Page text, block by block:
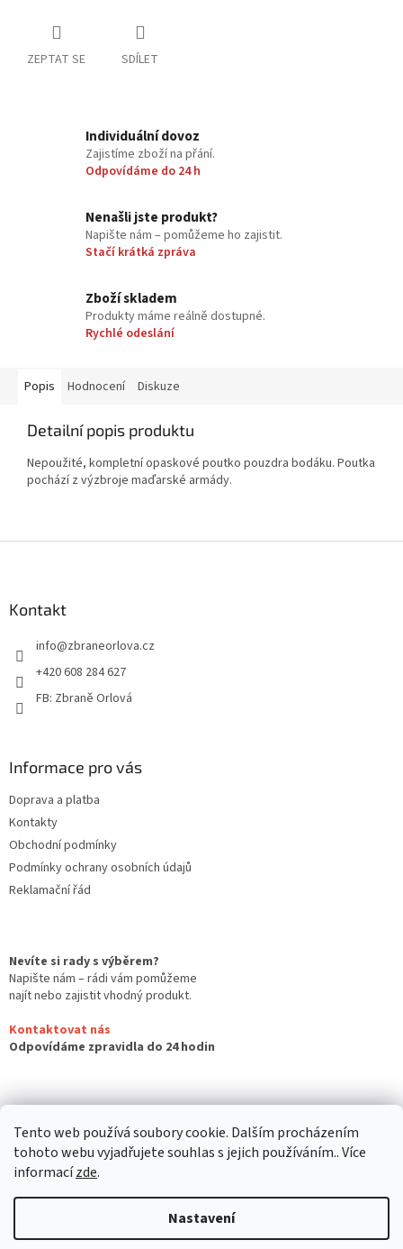
Tento web používá soubory cookie. Dalším procházením
tohoto webu vyjadřujete souhlas s jejich používáním.. Více
informacízde.
Nastavení
ZEPTAT SE SDÍLET
Individuální dovoz
Zajistíme zboží na přání.
Odpovídáme do 24 h
Nenašli jste produkt?
Napište nám – pomůžeme ho zajistit.
Stačí krátká zpráva
Zboží skladem
Produkty máme reálně dostupné.
Rychlé odeslání
Popis Hodnocení Diskuze
Detailní popis produktu
Nepoužité, kompletní opaskové poutko pouzdra bodáku. Poutka
pochází z výzbroje maďarské armády.
Kontakt
info@zbraneorlova.cz
+420 608 284 627
FB: Zbraně Orlová
Informace pro vás
Doprava a platba
Kontakty
Obchodní podmínky
Podmínky ochrany osobních údajů
Reklamační řád
Nevíte si rady s výběrem?
Napište nám – rádi vám pomůžeme
najít nebo zajistit vhodný produkt.
Kontaktovat nás
Odpovídáme zpravidla do 24 hodin
Vytvořil Shoptet